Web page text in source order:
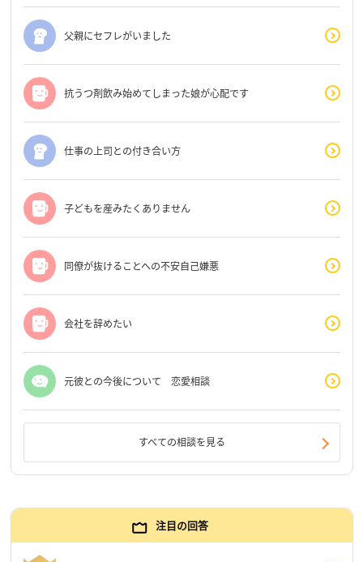
父親にセフレがいました
抗うつ剤飲み始めてしまった娘が心配です
仕事の上司との付き合い方
子どもを産みたくありません
同僚が抜けることへの不安自己嫌悪
会社を辞めたい
元彼との今後について 恋愛相談
すべての相談を見る
注目の回答